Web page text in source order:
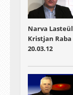
Narva
Kristjan
20.03.12